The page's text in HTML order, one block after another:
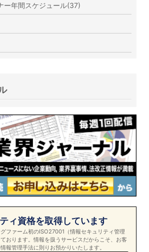
ー年間スケジュール(37)
ィ資格を取得しています
ファーム初のISO27001（情報セキュリティ管理
おります。情報を扱うサービスだからこそ、お客
報管理手法に則りお預かりいたします。